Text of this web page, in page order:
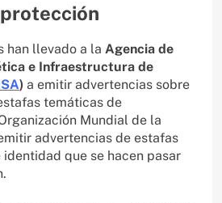
han llevado a la Agencia de
e Infraestructura de
) a emitir advertencias sobre
temáticas de
Mundial de la
advertencias de estafas
que se hacen pasar